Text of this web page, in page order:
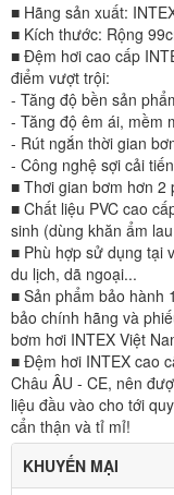
■ Hãng sản xuất:
■ Kích thước: Rộng
■ Đệm hơi cao cấp
điểm vượt trội:
- Tăng độ bền sản
- Tăng độ êm ái, mềm
- Rút ngắn thời gian
- Công nghệ sợi cải
■ Thơi gian bơm hơn 2
■ Chất liệu PVC cao
sinh (dùng khăn ẩm
■ Phù hợp sử dụng tại
du lịch, dã ngoại...
■ Sản phẩm bảo hành
bảo chính hãng và
bơm hơi INTEX Việt
■ Đệm hơi INTEX cao
Châu ÂU - CE, nên
liệu đầu vào cho tới
cẩn thận và tỉ mỉ!
KHUYẾN MẠI